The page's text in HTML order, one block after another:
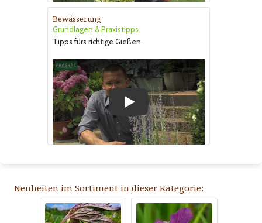
Bewässerung
Grundlagen & Praxistipps.
Tipps fürs richtige Gießen.
Neuheiten im Sortiment in dieser Kategorie: